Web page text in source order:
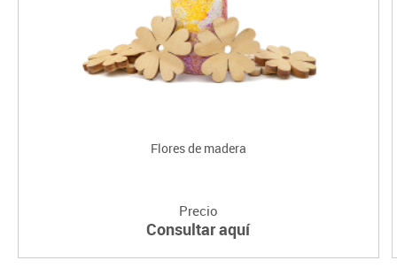
Flores de madera
Precio
Consultar aquí